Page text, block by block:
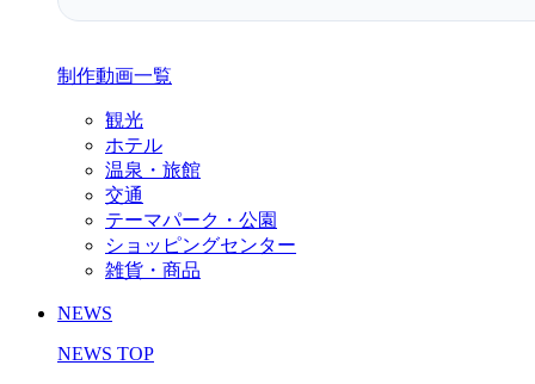
制作動画一覧
観光
ホテル
温泉・旅館
交通
テーマパーク・公園
ショッピングセンター
雑貨・商品
NEWS
NEWS TOP